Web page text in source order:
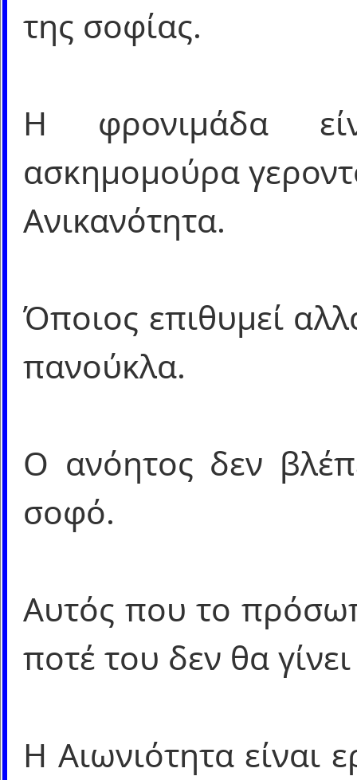
της σοφίας.
Η φρονιμάδα
ασκημομούρα
Ανικανότητα.
Όποιος επιθυμεί
πανούκλα.
Ο ανόητος δεν
σοφό.
Αυτός που το
ποτέ του δεν θα
Η Αιωνιότητα είναι